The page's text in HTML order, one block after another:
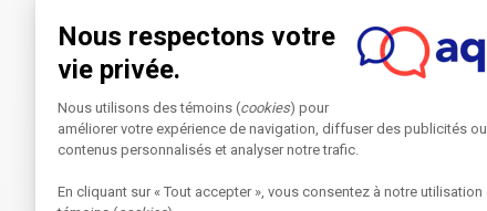
Fonction*
Acceptez-vous de respecter les principes